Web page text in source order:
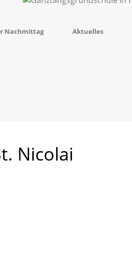
Nachmittag Aktuelles
Nicolai